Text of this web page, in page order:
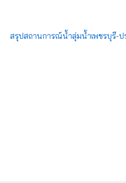
สรุปสถานการณ์น้ำลุ่มน้ำเพชรบุรี-